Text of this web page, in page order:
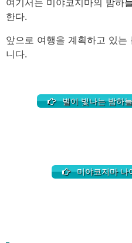
한다.
앞으로 여행을 계획하고 있
니다.
별이 빛나는 밤하
미야코지마 나